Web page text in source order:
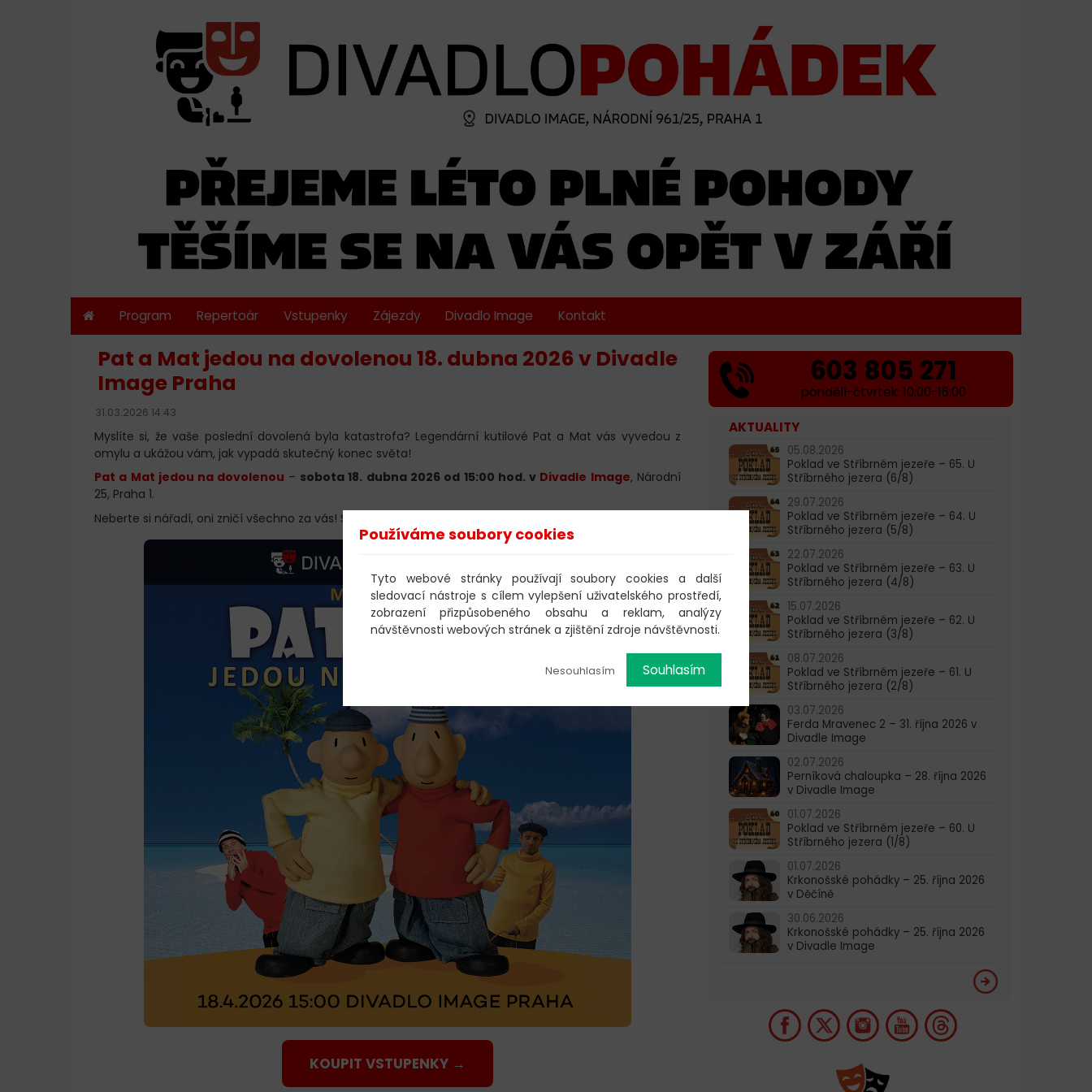
Program Repertoár Vstupenky Zájezdy Divadlo Image Kontakt
Pat a Mat jedou na dovolenou 18. dubna 2026 v Divadle
Image Praha
31.03.2026 14:43
Myslíte si, že vaše poslední dovolená byla katastrofa? Legendární kutilové Pat a Mat vás vyvedou z
omylu a ukážou vám, jak vypadá skutečný konec světa!
Pat a Mat jedou na dovolenou – sobota 18. dubna 2026 od 15:00 hod. v Divadle Image, Národní
25, Praha 1.
Neberte si nářadí, oni zničí všechno za vás! Stačí si písknout a pohroma je na cestě. A je to!
KOUPIT VSTUPENKY →
603 805 271
pondělí-čtvrtek: 10:00-16:00
AKTUALITY
05.08.2026
Poklad ve Stříbrném jezeře – 65. U
Stříbrného jezera (6/8)
29.07.2026
Poklad ve Stříbrném jezeře – 64. U
Stříbrného jezera (5/8)
22.07.2026
Poklad ve Stříbrném jezeře – 63. U
Stříbrného jezera (4/8)
15.07.2026
Poklad ve Stříbrném jezeře – 62. U
Stříbrného jezera (3/8)
08.07.2026
Poklad ve Stříbrném jezeře – 61. U
Stříbrného jezera (2/8)
03.07.2026
Ferda Mravenec 2 – 31. října 2026 v
Divadle Image
02.07.2026
Perníková chaloupka – 28. října 2026
v Divadle Image
01.07.2026
Poklad ve Stříbrném jezeře – 60. U
Stříbrného jezera (1/8)
01.07.2026
Krkonošské pohádky – 25. října 2026
v Děčíně
30.06.2026
Krkonošské pohádky – 25. října 2026
v Divadle Image
Používáme soubory cookies
Tyto webové stránky používají soubory cookies a další
sledovací nástroje s cílem vylepšení uživatelského prostředí,
zobrazení přizpůsobeného obsahu a reklam, analýzy
návštěvnosti webových stránek a zjištění zdroje návštěvnosti.
Nesouhlasím Souhlasím